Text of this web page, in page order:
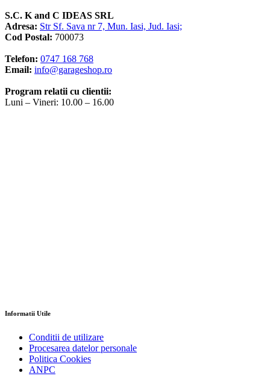
S.C. K and C IDEAS SRL
Adresa: Str Sf. Sava nr 7, Mun. Iasi, Jud. Iasi;
Cod Postal: 700073
Telefon: 0747 168 768
Email: info@garageshop.ro
Program relatii cu clientii:
Luni – Vineri: 10.00 – 16.00
Informatii Utile
Conditii de utilizare
Procesarea datelor personale
Politica Cookies
ANPC